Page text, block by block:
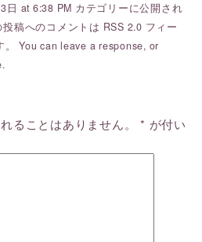
日 at 6:38 PM カテゴリーに公開され
投稿へのコメントは RSS 2.0 フィー
。 You canleave a response, or
ることはありません。 * が付い